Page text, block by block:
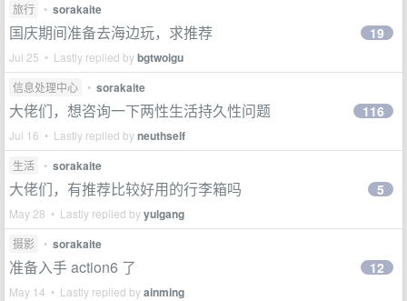
旅行 • sorakaite
国庆期间准备去海边玩，求推荐
Jul 25 • Lastly replied bybgtwoigu
19
信息处理中心 • sorakaite
大佬们，想咨询一下两性生活持久性问题
Jul 16 • Lastly replied byneuthself
116
生活 • sorakaite
大佬们，有推荐比较好用的行李箱吗
May 28 • Lastly replied byyulgang
5
摄影 • sorakaite
准备入手 action6 了
May 14 • Lastly replied byainming
12